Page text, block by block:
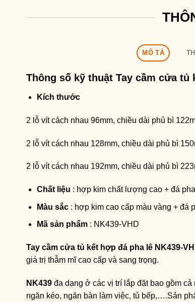
MÔ TẢ
Thông số kỹ thuật Tay cầm cửa tủ
Kích thước
2 lỗ vít cách nhau 96mm, chiều dài phủ bì
2 lỗ vít cách nhau 128mm, chiều dài phủ bì
2 lỗ vít cách nhau 192mm, chiều dài phủ bì
Chất liệu : hợp kim chất lượng cao + đá
Màu sắc: hợp kim cao cấp màu vàng + đá
Mã sản phẩm: NK439-VHD
Tay cầm cửa tủ kết hợp đá pha lê NK439-
giá trị thẫm mĩ cao cấp và sang trọng.
NK439 đa dạng ở các vị trí lắp đặt bao gồm
ngăn kéo, ngăn bàn làm việc, tủ bếp,….Sản